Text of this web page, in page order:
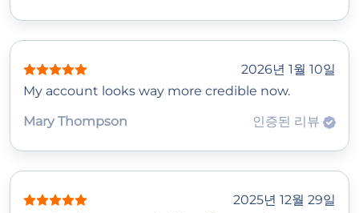
2026년 1월 10일
My account looks way more credible now.
Mary Thompson
인증된 리뷰
2025년 12월 29일